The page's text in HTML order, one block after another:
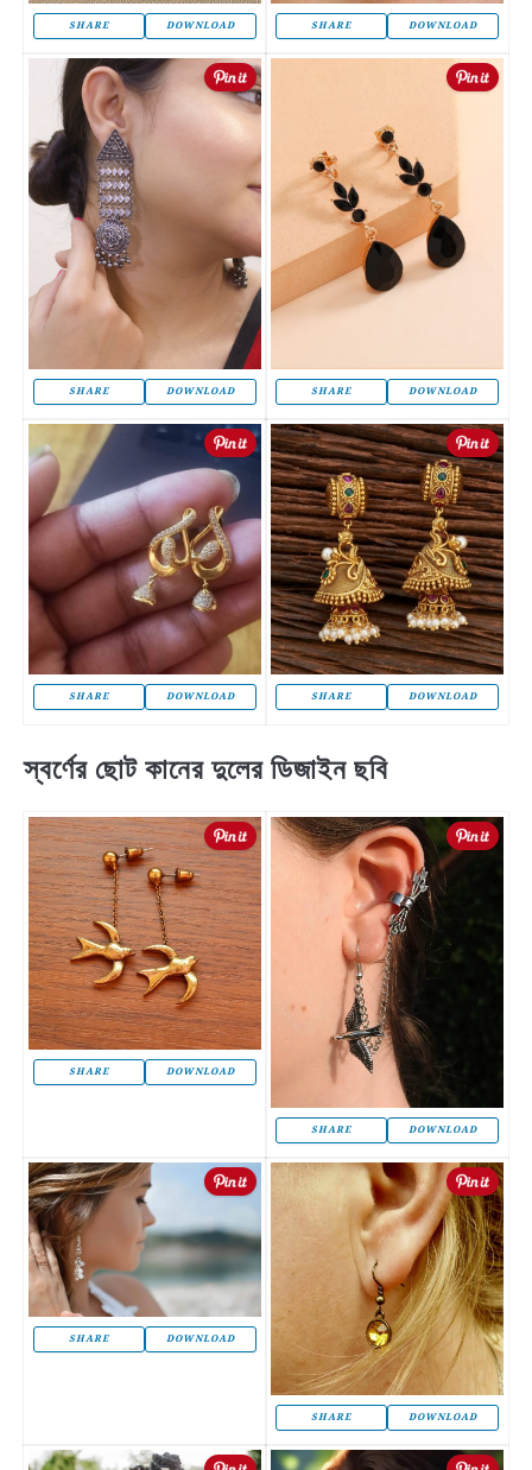
SHARE DOWNLOAD SHARE DOWNLOAD
SHARE DOWNLOAD SHARE DOWNLOAD
SHARE DOWNLOAD SHARE DOWNLOAD
স্বর্ণের ছোট কানের দুলের ডিজাইন ছবি
SHARE DOWNLOAD
SHARE DOWNLOAD
SHARE DOWNLOAD
SHARE DOWNLOAD